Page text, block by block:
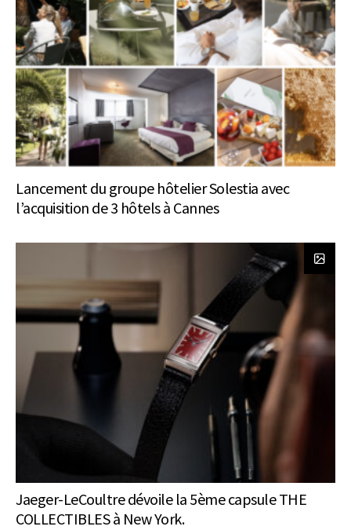
Lancement du groupe hôtelier Solestia avec
l’acquisition de 3 hôtels à Cannes
Jaeger-LeCoultre dévoile la 5ème capsule THE
COLLECTIBLES à New York.